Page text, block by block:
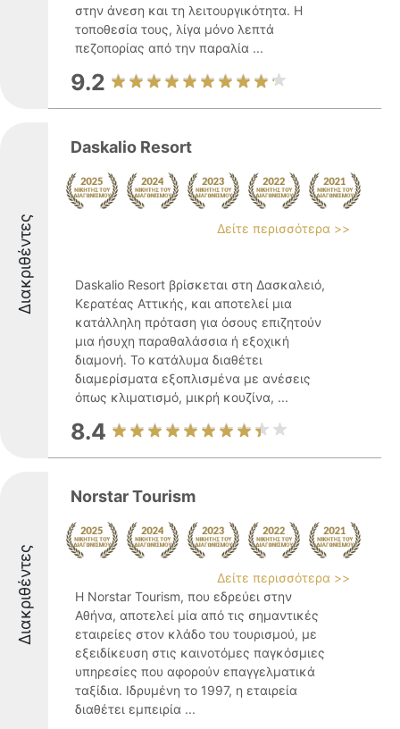
στην άνεση και τη λειτουργικότητα. Η
τοποθεσία τους, λίγα μόνο λεπτά
πεζοπορίας από την παραλία ...
9.2
Διακριθέντες
Daskalio Resort
Δείτε περισσότερα >>
Daskalio Resort βρίσκεται στη Δασκαλειό,
Κερατέας Αττικής, και αποτελεί μια
κατάλληλη πρόταση για όσους επιζητούν
μια ήσυχη παραθαλάσσια ή εξοχική
διαμονή. Το κατάλυμα διαθέτει
διαμερίσματα εξοπλισμένα με ανέσεις
όπως κλιματισμό, μικρή κουζίνα, ...
8.4
Διακριθέντες
Norstar Tourism
Δείτε περισσότερα >>
Η Norstar Tourism, που εδρεύει στην
Αθήνα, αποτελεί μία από τις σημαντικές
εταιρείες στον κλάδο του τουρισμού, με
εξειδίκευση στις καινοτόμες παγκόσμιες
υπηρεσίες που αφορούν επαγγελματικά
ταξίδια. Ιδρυμένη το 1997, η εταιρεία
διαθέτει εμπειρία ...